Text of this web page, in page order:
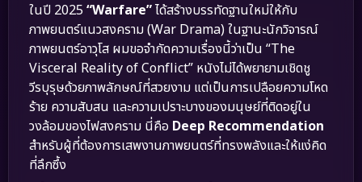
ในปี 2025“Warfare”ได้สร้างบรรทัดฐานใหม่ให้กับ
ภาพยนตร์แนวสงคราม (War Drama) ในฐานะนักวิจารณ์
ภาพยนตร์อาวุโส ผมขอจำกัดความเรื่องนี้ว่าเป็น “The
Visceral Reality of Conflict” หนังไม่ได้พยายามเชิดชู
วีรบุรุษด้วยภาพลักษณ์ที่สวยงาม แต่เป็นการเปลือยความโหด
ร้าย ความสับสน และความเปราะบางของมนุษย์ที่ติดอยู่ใน
วงล้อมของไฟสงคราม นี่คือ Deep Recommendation
สำหรับผู้ที่ต้องการเสพงานภาพยนตร์ที่ทรงพลังและให้แง่คิด
ที่ลึกซึ้ง